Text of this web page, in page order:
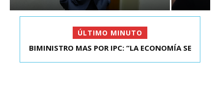
ÚLTIMO MINUTO
KAST SE REUNIÓ CON EL PRESIDENTE ELECTO DE
BIMINISTRO MAS POR IPC: “LA ECONOMÍA SE